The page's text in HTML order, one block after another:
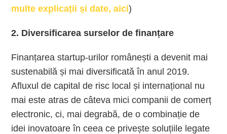
multe explicații și date, aici)
2. Diversificarea surselor de finanțare
Finanțarea startup-urilor românești a devenit mai
sustenabilă și mai diversificată în anul 2019.
Afluxul de capital de risc local și internațional nu
mai este atras de câteva mici companii de comerț
electronic, ci, mai degrabă, de o combinație de
idei inovatoare în ceea ce privește soluțiile legate